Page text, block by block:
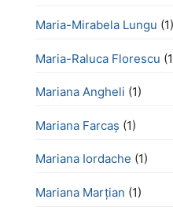
Maria-Mirabela Lungu (1)
Maria-Raluca Florescu
Mariana Angheli (1)
Mariana Farcaș (1)
Mariana Iordache (1)
Mariana Marțian (1)